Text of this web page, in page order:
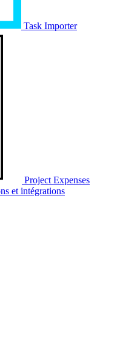
Task Importer
Project Expenses
et intégrations